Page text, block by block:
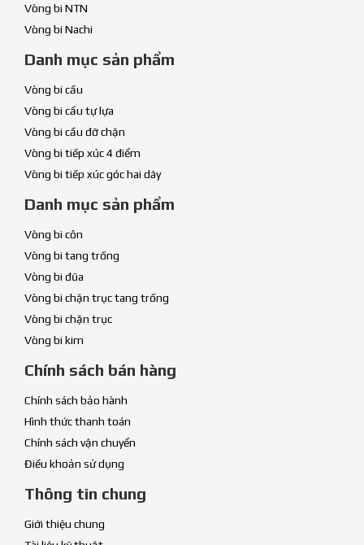
Vòng bi NTN
Vòng bi Nachi
Danh mục sản phẩm
Vòng bi cầu
Vòng bi cầu tự lựa
Vòng bi cầu đỡ chặn
Vòng bi tiếp xúc 4 điểm
Vòng bi tiếp xúc góc hai dãy
Danh mục sản phẩm
Vòng bi côn
Vòng bi tang trống
Vòng bi đũa
Vòng bi chặn trục tang trống
Vòng bi chặn trục
Vòng bi kim
Chính sách bán hàng
Chính sách bảo hành
Hình thức thanh toán
Chính sách vận chuyển
Điều khoản sử dụng
Thông tin chung
Giới thiệu chung